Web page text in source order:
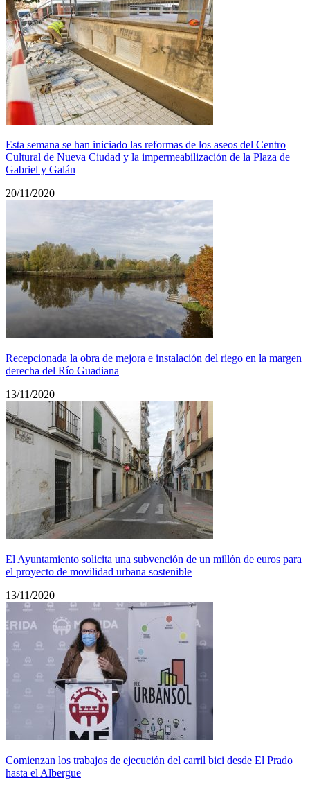
Esta semana se han iniciado las reformas de los aseos del Centro
Cultural de Nueva Ciudad y la impermeabilización de la Plaza de
Gabriel y Galán
20/11/2020
Recepcionada la obra de mejora e instalación del riego en la margen
derecha del Río Guadiana
13/11/2020
El Ayuntamiento solicita una subvención de un millón de euros para
el proyecto de movilidad urbana sostenible
13/11/2020
Comienzan los trabajos de ejecución del carril bici desde El Prado
hasta el Albergue